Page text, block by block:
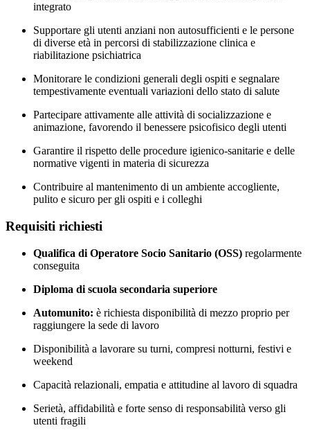
integrato
Supportare gli utenti anziani non autosufficienti e le persone
di diverse età in percorsi di stabilizzazione clinica e
riabilitazione psichiatrica
Monitorare le condizioni generali degli ospiti e segnalare
tempestivamente eventuali variazioni dello stato di salute
Partecipare attivamente alle attività di socializzazione e
animazione, favorendo il benessere psicofisico degli utenti
Garantire il rispetto delle procedure igienico-sanitarie e delle
normative vigenti in materia di sicurezza
Contribuire al mantenimento di un ambiente accogliente,
pulito e sicuro per gli ospiti e i colleghi
Requisiti richiesti
Qualifica di Operatore Socio Sanitario (OSS) regolarmente
conseguita
Diploma di scuola secondaria superiore
Automunito: è richiesta disponibilità di mezzo proprio per
raggiungere la sede di lavoro
Disponibilità a lavorare su turni, compresi notturni, festivi e
weekend
Capacità relazionali, empatia e attitudine al lavoro di squadra
Serietà, affidabilità e forte senso di responsabilità verso gli
utenti fragili